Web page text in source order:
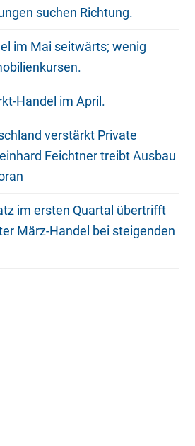
suchen Richtung.
im Mai seitwärts; wenig
Handel im April.
verstärkt Private
Feichtner treibt Ausbau
im ersten Quartal übertrifft
März-Handel bei steigenden